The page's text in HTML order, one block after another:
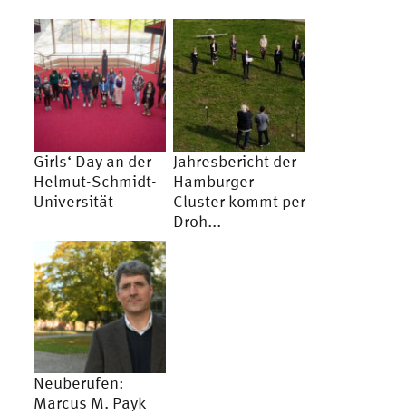
Girls‘ Day an der
Helmut-Schmidt-
Universität
Jahresbericht der
Hamburger
Cluster kommt per
Droh...
Neuberufen:
Marcus M. Payk